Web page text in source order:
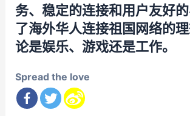
务、稳定的连接和用户友好
了海外华人连接祖国网络的
论是娱乐、游戏还是工作。
Spread the love